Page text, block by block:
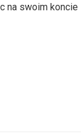
zmniejszyć
na swoim koncie